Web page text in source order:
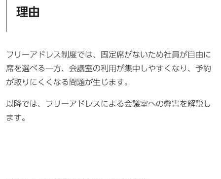
理由
フリーアドレス制度では、固定席がないため社員が自由に
席を選べる一方、会議室の利用が集中しやすくなり、予約
が取りにくくなる問題が生じます。
以降では、フリーアドレスによる会議室への弊害を解説し
ます。